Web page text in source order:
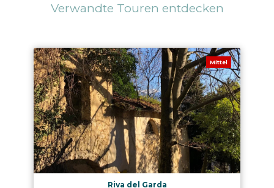
Verwandte Touren entdecken
Mittel
Riva del Garda